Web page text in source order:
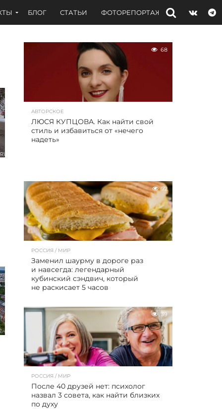
БЛОГ СТАТЬИ ФОТОРЕПОРТАЖИ ИНТЕРВЬЮ
68
АВТОРСКОЕ
ЛЮСЯ КУПЦОВА. Как найти свой
стиль и избавиться от «нечего
надеть»
72
РОССИЯ / МИР
Заменил шаурму в дороге раз
и навсегда: легендарный
кубинский сэндвич, который
не раскисает 5 часов
39
РОССИЯ / МИР
После 40 друзей нет: психолог
назвал 3 совета, как найти близких
по духу